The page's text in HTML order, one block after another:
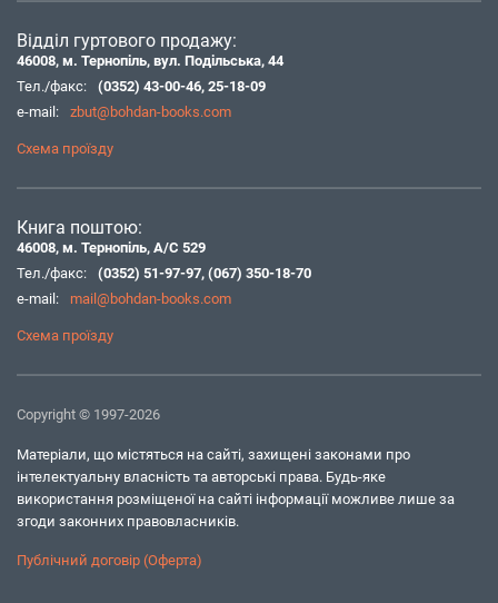
Відділ гуртового продажу:
46008, м. Тернопіль, вул. Подільська, 44
Тел./факс:
(0352) 43-00-46, 25-18-09
e-mail:
zbut@bohdan-books.com
Схема проїзду
Книга поштою:
46008, м. Тернопіль, А/С 529
Тел./факс:
(0352) 51-97-97, (067) 350-18-70
e-mail:
mail@bohdan-books.com
Схема проїзду
Copyright © 1997-2026
Матеріали, що містяться на сайті, захищені законами про
інтелектуальну власність та авторські права. Будь-яке
використання розміщеної на сайті інформації можливе лише за
згоди законних правовласників.
Публічний договір (Оферта)